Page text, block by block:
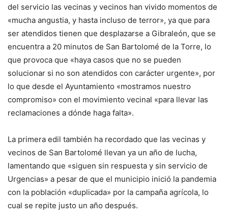
del servicio las vecinas y vecinos han vivido momentos de
«mucha angustia, y hasta incluso de terror», ya que para
ser atendidos tienen que desplazarse a Gibraleón, que se
encuentra a 20 minutos de San Bartolomé de la Torre, lo
que provoca que «haya casos que no se pueden
solucionar si no son atendidos con carácter urgente», por
lo que desde el Ayuntamiento «mostramos nuestro
compromiso» con el movimiento vecinal «para llevar las
reclamaciones a dónde haga falta».
La primera edil también ha recordado que las vecinas y
vecinos de San Bartolomé llevan ya un año de lucha,
lamentando que «siguen sin respuesta y sin servicio de
Urgencias» a pesar de que el municipio inició la pandemia
con la población «duplicada» por la campaña agrícola, lo
cual se repite justo un año después.